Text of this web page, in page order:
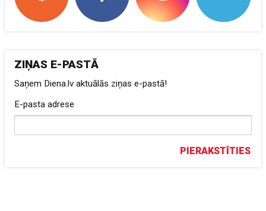
ZIŅAS E-PASTĀ
Saņem Diena.lv aktuālās ziņas e-pastā!
E-pasta adrese
PIERAKSTĪTIES